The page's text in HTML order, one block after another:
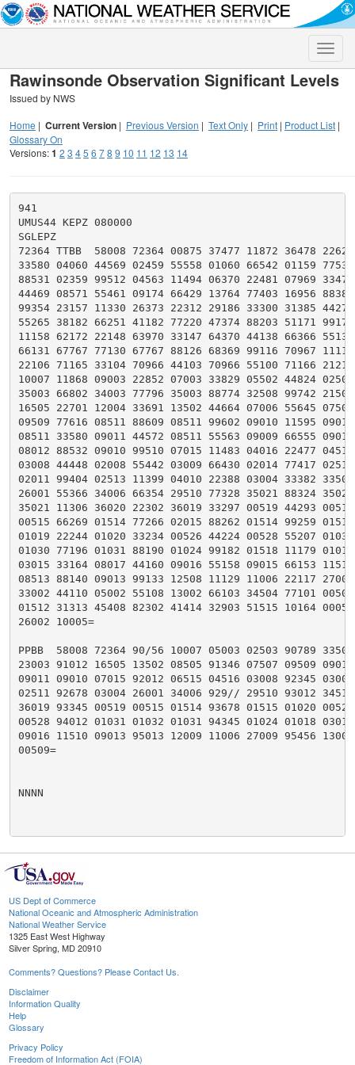
Toggle
Rawinsonde Observation Significant Levels
Issued by NWS
Home | Current Version | Previous Version | Text Only | Print | Product List |
Glossary On
Versions:1 2 3 45 6 78 9 10 11 12 13 14
941
UMUS44 KEPZ 080000
SGLEPZ
72364 TTBB  58008 72364 00875 37477 11872 36478
33580 04060 44569 02459 55558 01060 66542 01159
88531 02359 99512 04563 11494 06370 22481 07969
44469 08571 55461 09174 66429 13764 77403 16956
99354 23157 11330 26373 22312 29186 33300 31385
55265 38182 66251 41182 77220 47374 88203 51171
11158 62172 22148 63970 33147 64370 44138 66366
66131 67767 77130 67767 88126 68369 99116 70967
22106 71165 33104 70966 44103 70966 55100 71166
10007 11868 09003 22852 07003 33829 05502 44824
35003 66802 34003 77796 35003 88774 32508 99742
16505 22701 12004 33691 13502 44664 07006 55645
09509 77616 08511 88609 08511 99602 09010 11595
08511 33580 09011 44572 08511 55563 09009 66555
08012 88532 09010 99510 07015 11483 04016 22477
03008 44448 02008 55442 03009 66430 02014 77417
02011 99404 02513 11399 04010 22388 03004 33382
26001 55366 34006 66354 29510 77328 35021 88324
35021 11306 36020 22302 36019 33297 00519 44293
00515 66269 01514 77266 02015 88262 01514 99259
01019 22244 01020 33234 00526 44224 00528 55207
01030 77196 01031 88190 01024 99182 01518 11179
03015 33164 08017 44160 09016 55158 09015 66153
08513 88140 09013 99133 12508 11129 11006 22117
33002 44110 05002 55108 13002 66103 34504 77101
01512 31313 45408 82302 41414 32903 51515 10164
26002 10005=
PPBB  58008 72364 90/56 10007 05003 02503 90789
23003 91012 16505 13502 08505 91346 07507 09509
09011 09010 07015 92012 06515 04516 03008 92345
02511 92678 03004 26001 34006 929// 29510 93012
36019 93345 00519 00515 01514 93678 01515 01020
00528 94012 01031 01032 01031 94345 01024 01018
09016 11510 09013 95013 12009 11006 27009 95456
00509=
NNNN
US Dept of Commerce
National Oceanic and Atmospheric Administration
National Weather Service
1325 East West Highway
Silver Spring, MD 20910
Comments? Questions? Please Contact Us.
Disclaimer
Information Quality
Help
Glossary
Privacy Policy
Freedom of Information Act (FOIA)